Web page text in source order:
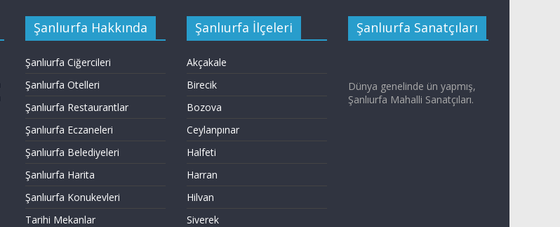
Şanlıurfa Hakkında
Şanlıurfa Ciğercileri
Şanlıurfa Otelleri
Şanlıurfa Restaurantlar
Şanlıurfa Eczaneleri
Şanlıurfa Belediyeleri
Şanlıurfa Harita
Şanlıurfa Konukevleri
Tarihi Mekanlar
Şanlıurfa İlçeleri
Akçakale
Birecik
Bozova
Ceylanpınar
Halfeti
Harran
Hilvan
Siverek
Şanlıurfa Sanatçıları
Dünya genelinde ün yapmış,
Şanlıurfa Mahalli Sanatçıları.